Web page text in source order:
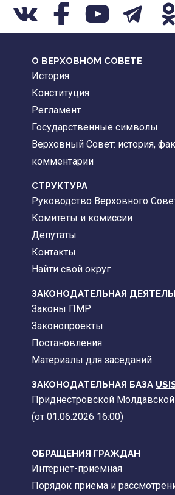
О ВЕРХОВНОМ СОВЕТЕ
История
Конституция
Регламент
Государственные символы
Верховный Совет: история,
комментарии
CТРУКТУРА
Руководство Верховного
Комитеты и комиссии
Депутаты
Контакты
Найти свой округ
ЗАКОНОДАТЕЛЬНАЯ
Законы ПМР
Законопроекты
Постановления
Материалы для заседаний
ЗАКОНОДАТЕЛЬНАЯ БАЗА
Приднестровской
(от 01.06.2026 16:00)
ОБРАЩЕНИЯ ГРАЖДАН
Интернет-приемная
Порядок приема и